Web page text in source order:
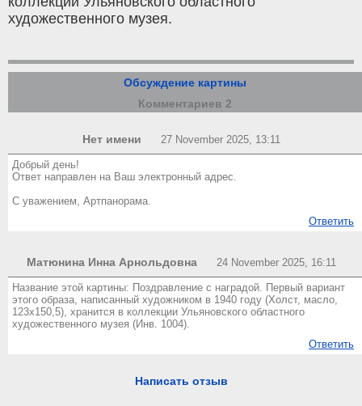
художественного музея.
Обсуждение картины
Комментариев 2
Нет имени 27 November 2025, 13:11
Добрый день!
Ответ направлен на Ваш электронный адрес.
С уважением, Артпанорама.
Ответить
Матюнина Инна Арнольдовна 24 November 2025, 16:11
Название этой картины: Поздравление с наградой. Первый вариант
этого образа, написанный художником в 1940 году (Холст, масло,
123х150,5), хранится в коллекции Ульяновского областного
художественного музея (Инв. 1004).
Ответить
Написать отзыв